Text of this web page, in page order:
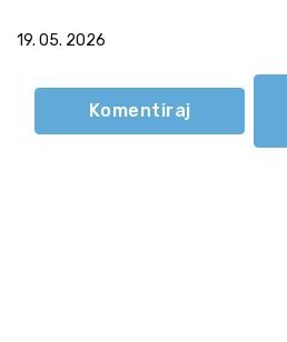
19. 05. 2026
Komentiraj